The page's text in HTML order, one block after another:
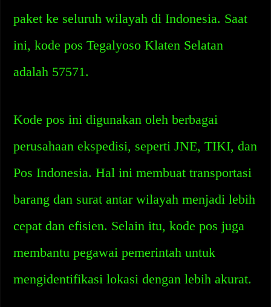
paket ke seluruh wilayah di Indonesia. Saat
ini, kode pos Tegalyoso Klaten Selatan
adalah 57571.
Kode pos ini digunakan oleh berbagai
perusahaan ekspedisi, seperti JNE, TIKI, dan
Pos Indonesia. Hal ini membuat transportasi
barang dan surat antar wilayah menjadi lebih
cepat dan efisien. Selain itu, kode pos juga
membantu pegawai pemerintah untuk
mengidentifikasi lokasi dengan lebih akurat.